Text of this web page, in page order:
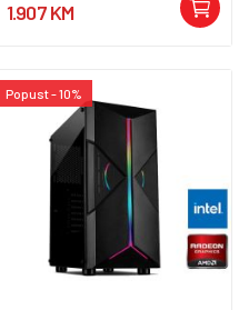
1.907 KM
Popust - 10%